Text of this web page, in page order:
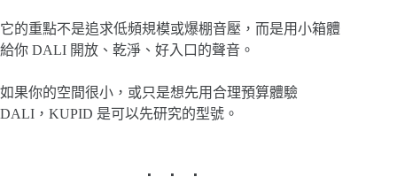
它的重點不是追求低頻規模或爆棚音壓，而是用小箱體
給你 DALI 開放、乾淨、好入口的聲音。
如果你的空間很小，或只是想先用合理預算體驗
DALI，KUPID 是可以先研究的型號。